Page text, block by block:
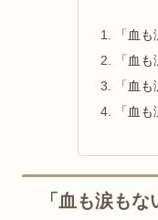
「血
「血
「血
「血
「血も涙も